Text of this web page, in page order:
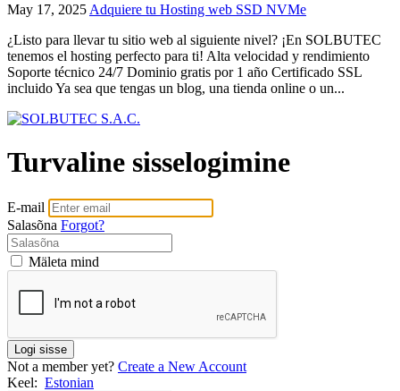
May 17, 2025 Adquiere tu Hosting web SSD NVMe
¿Listo para llevar tu sitio web al siguiente nivel? ¡En SOLBUTEC
tenemos el hosting perfecto para ti! Alta velocidad y rendimiento
Soporte técnico 24/7 Dominio gratis por 1 año Certificado SSL
incluido Ya sea que tengas un blog, una tienda online o un...
Turvaline sisselogimine
E-mail
Salasõna Forgot?
Mäleta mind
Logi sisse
Not a member yet? Create a New Account
Keel: Estonian